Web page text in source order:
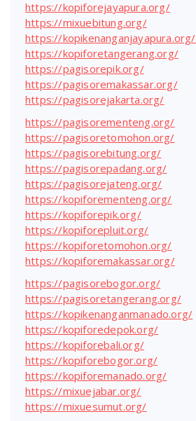
https://kopiforejayapura.org/
https://mixuebitung.org/
https://kopikenanganjayapura.org/
https://kopiforetangerang.org/
https://pagisorepik.org/
https://pagisoremakassar.org/
https://pagisorejakarta.org/
https://pagisorementeng.org/
https://pagisoretomohon.org/
https://pagisorebitung.org/
https://pagisorepadang.org/
https://pagisorejateng.org/
https://kopiforementeng.org/
https://kopiforepik.org/
https://kopiforepluit.org/
https://kopiforetomohon.org/
https://kopiforemakassar.org/
https://pagisorebogor.org/
https://pagisoretangerang.org/
https://kopikenanganmanado.org/
https://kopiforedepok.org/
https://kopiforebali.org/
https://kopiforebogor.org/
https://kopiforemanado.org/
https://mixuejabar.org/
https://mixuesumut.org/